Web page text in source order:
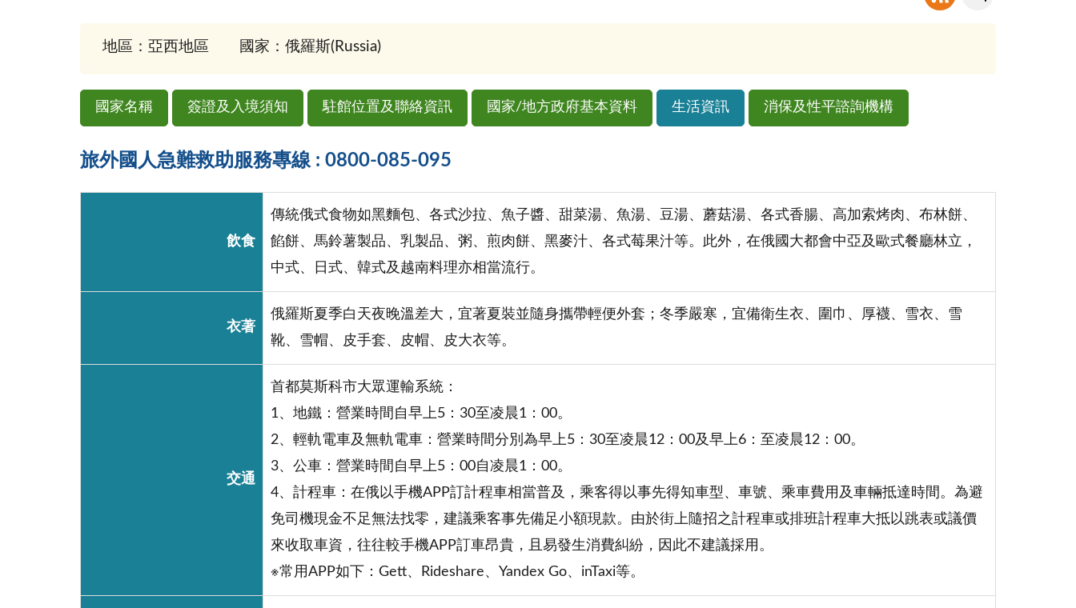
地區：亞西地區 國家：俄羅斯(Russia)
國家名稱 簽證及入境須知 駐館位置及聯絡資訊 國家/地方政府基本資料 生活資訊 消保及性平諮詢機構
旅外國人急難救助服務專線 : 0800-085-095
飲食
傳統俄式食物如黑麵包、各式沙拉、魚子醬、甜菜湯、魚湯、豆湯、蘑菇湯、各式香腸、高加索烤肉、布林餅、
餡餅、馬鈴薯製品、乳製品、粥、煎肉餅、黑麥汁、各式莓果汁等。此外，在俄國大都會中亞及歐式餐廳林立，
中式、日式、韓式及越南料理亦相當流行。
衣著
俄羅斯夏季白天夜晚溫差大，宜著夏裝並隨身攜帶輕便外套；冬季嚴寒，宜備衛生衣、圍巾、厚襪、雪衣、雪
靴、雪帽、皮手套、皮帽、皮大衣等。
交通
首都莫斯科市大眾運輸系統：
1、地鐵：營業時間自早上5：30至凌晨1：00。
2、輕軌電車及無軌電車：營業時間分別為早上5：30至凌晨12：00及早上6：至凌晨12：00。
3、公車：營業時間自早上5：00自凌晨1：00。
4、計程車：在俄以手機APP訂計程車相當普及，乘客得以事先得知車型、車號、乘車費用及車輛抵達時間。為避
免司機現金不足無法找零，建議乘客事先備足小額現款。由於街上隨招之計程車或排班計程車大抵以跳表或議價
來收取車資，往往較手機APP訂車昂貴，且易發生消費糾紛，因此不建議採用。
※常用APP如下：Gett、Rideshare、Yandex Go、inTaxi等。